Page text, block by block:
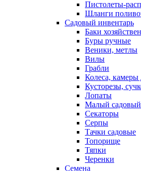
Пистолеты-
Шланги
Садовый инвентарь
Баки
Буры ручные
Веники, метлы
Вилы
Грабли
Колеса, камеры
Кусторезы,
Лопаты
Малый
Секаторы
Серпы
Тачки садовые
Топорище
Тяпки
Черенки
Семена